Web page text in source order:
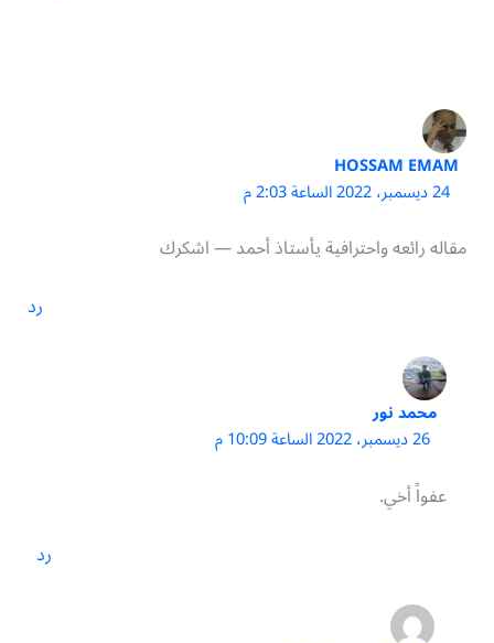
HOSSAM EMAM
24 ديسمبر، 2022 الساعة 2:03 م
مقاله رائعه واحترافية يأستاذ أحمد — اشكرك
رد
محمد نور
26 ديسمبر، 2022 الساعة 10:09 م
عفواً أخي.
رد